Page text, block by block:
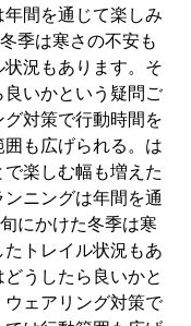
間を通じて楽しみ
季は寒さの不安も
況もあります。そ
いかという疑問ご
対策で行動時間を
も広げられる。は
楽しむ幅も増えた
ニングは年間を通
にかけた冬季は寒
トレイル状況もあ
うしたら良いかと
ェアリング対策で